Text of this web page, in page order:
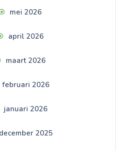
mei 2026
april 2026
maart 2026
februari 2026
januari 2026
december 2025